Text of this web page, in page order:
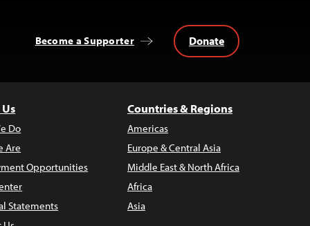
Become a Supporter Donate
Do
Are
Opportunities
Statements
Countries & Regions
Americas
Europe & Central Asia
Middle East & North Africa
Africa
Asia